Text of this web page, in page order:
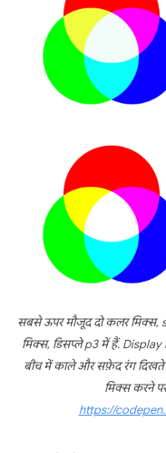
सबसे ऊपर मौजूद दो कलर मिक्स,
मिक्स, डिसप्ले p3 में हैं. Display
बीच में काले और सफ़ेद रंग दिखते
मिक्स करने
https://